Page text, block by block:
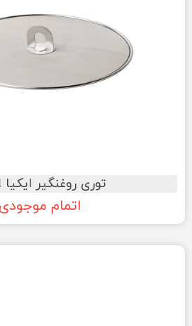
توری روغنگیر ایکیا stabil
اتمام موجودی